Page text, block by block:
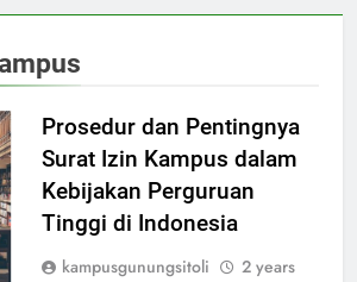
Prosedur dan Pentingnya
Surat Izin Kampus dalam
Kebijakan Perguruan
Tinggi di Indonesia
kampusgunungsitoli
2 years